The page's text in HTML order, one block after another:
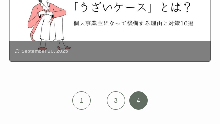
September 20, 2025
1 ... 3 4